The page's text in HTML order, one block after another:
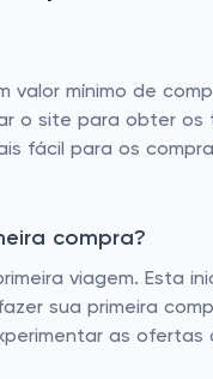
mínimo de
o site para obter
fácil para os
compra?
viagem. Esta
sua primeira
as ofertas